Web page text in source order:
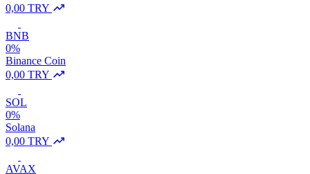
0,00 TRY
BNB
0%
Binance Coin
0,00 TRY
SOL
0%
Solana
0,00 TRY
AVAX